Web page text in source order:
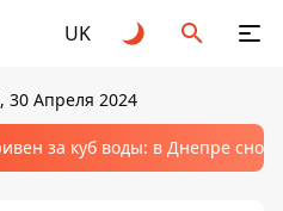
UK
30 Апреля 2024
за куб воды: в Днепре